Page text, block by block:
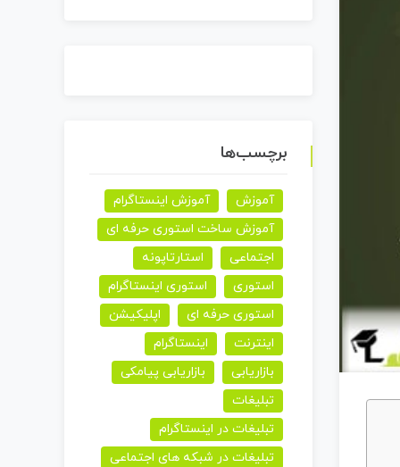
برچسب‌ها
آموزش
آموزش اینستاگرام
آموزش ساخت استوری حرفه ای
اجتماعی
استارتاپونه
استوری
استوری اینستاگرام
استوری حرفه ای
اپلیکیشن
اینترنت
اینستاگرام
بازاریابی
بازاریابی پیامکی
تبلیغات
تبلیغات در اینستاگرام
تبلیغات در شبکه های اجتماعی